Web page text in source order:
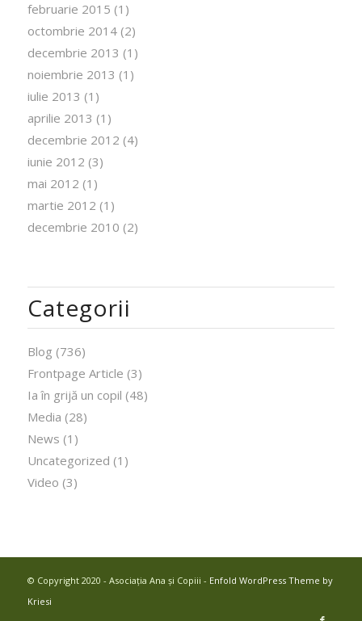
februarie 2015 (1)
octombrie 2014(2)
decembrie 2013 (1)
noiembrie 2013 (1)
iulie 2013 (1)
aprilie 2013 (1)
decembrie 2012 (4)
iunie 2012 (3)
mai 2012 (1)
martie 2012 (1)
decembrie 2010 (2)
Categorii
Blog (736)
Frontpage Article (3)
Ia în grijă un copil (48)
Media (28)
News (1)
Uncategorized (1)
Video (3)
© Copyright 2020 - Asociația Ana și Copiii - Enfold WordPress Theme by
Kriesi